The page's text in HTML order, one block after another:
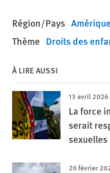
Région/Pays
Thème Droits des
À LIRE AUSSI
13 avril 2026
La force
serait
sexuelles
20 février